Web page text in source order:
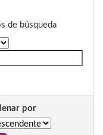
de búsqueda
por